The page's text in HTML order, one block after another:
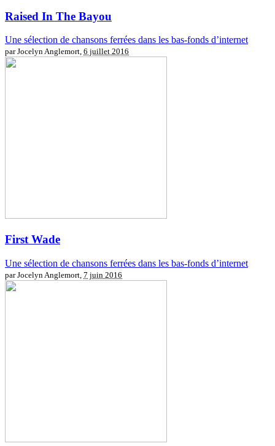
Raised In The Bayou
Une sélection de chansons ferrées dans les bas-fonds d’internet
par Jocelyn Anglemort, 6 juillet 2016
First Wade
Une sélection de chansons ferrées dans les bas-fonds d’internet
par Jocelyn Anglemort, 7 juin 2016